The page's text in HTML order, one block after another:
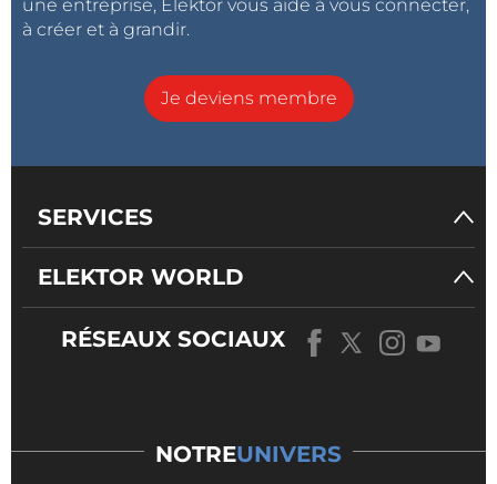
une entreprise, Elektor vous aide à vous connecter,
à créer et à grandir.
Je deviens membre
SERVICES
ELEKTOR WORLD
RÉSEAUX SOCIAUX
NOTREUNIVERS